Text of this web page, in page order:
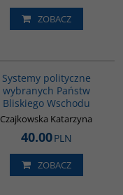
ZOBACZ
Systemy polityczne
wybranych Państw
Bliskiego Wschodu
Czajkowska Katarzyna
40.00PLN
ZOBACZ